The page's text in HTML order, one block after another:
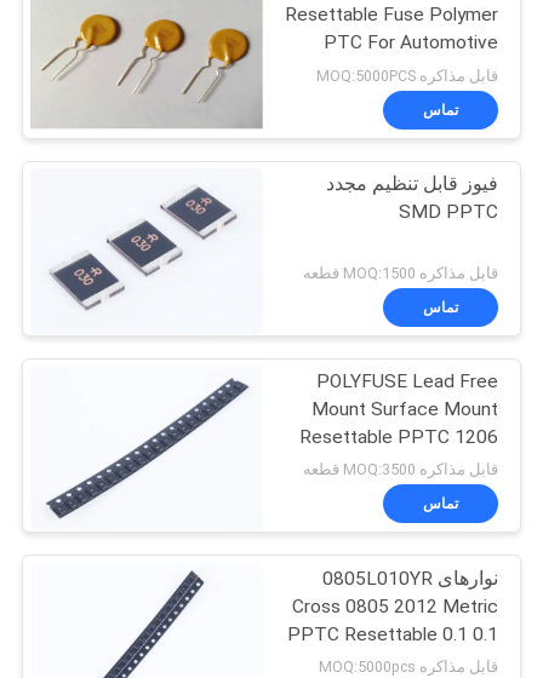
Resettable Fuse Polymer
PTC For Automotive
Electronics
قابل مذاکره MOQ:5000PCS
تماس
فیوز قابل تنظیم مجدد
SMD PPTC
قابل مذاکره MOQ:1500 قطعه
تماس
POLYFUSE Lead Free
Mount Surface Mount
Resettable PPTC 1206
100mA 60V
قابل مذاکره MOQ:3500 قطعه
تماس
نوارهای 0805L010YR
Cross 0805 2012 Metric
PPTC Resettable 0.1 0.1
15V نوار در حلقه
قابل مذاکره MOQ:5000pcs